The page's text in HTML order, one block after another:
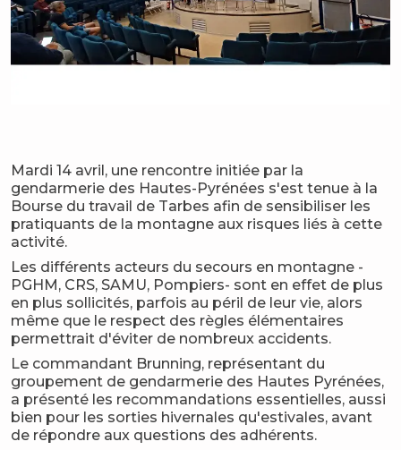
Mardi 14 avril, une rencontre initiée par la
gendarmerie des Hautes-Pyrénées s'est tenue à la
Bourse du travail de Tarbes afin de sensibiliser les
pratiquants de la montagne aux risques liés à cette
activité.
Les différents acteurs du secours en montagne -
PGHM, CRS, SAMU, Pompiers- sont en effet de plus
en plus sollicités, parfois au péril de leur vie, alors
même que le respect des règles élémentaires
permettrait d'éviter de nombreux accidents.
Le commandant Brunning, représentant du
groupement de gendarmerie des Hautes Pyrénées,
a présenté les recommandations essentielles, aussi
bien pour les sorties hivernales qu'estivales, avant
de répondre aux questions des adhérents.